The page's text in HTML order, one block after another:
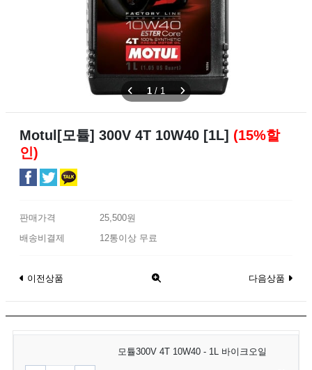
1 / 1
Motul[모튤] 300V 4T 10W40 [1L] (15%할
인)
판매가격
25,500원
배송비결제
12통이상 무료
이전상품 다음상품
모튤300V 4T 10W40 - 1L 바이크오일